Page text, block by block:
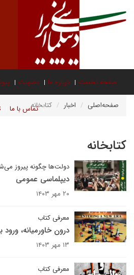
صفحه نخست درباره ما عضویت
تماس با ما صفحه‌اصلی اخبار کتابخانه
کتابخانه
دولت‌ها چگونه پیروز
دیپلماسی عمومی
۲۰ مهر ۱۴۰۳
معرفی کتاب
درون خاورمیانه،
۱۳ مهر ۱۴۰۳
معرفی کتاب